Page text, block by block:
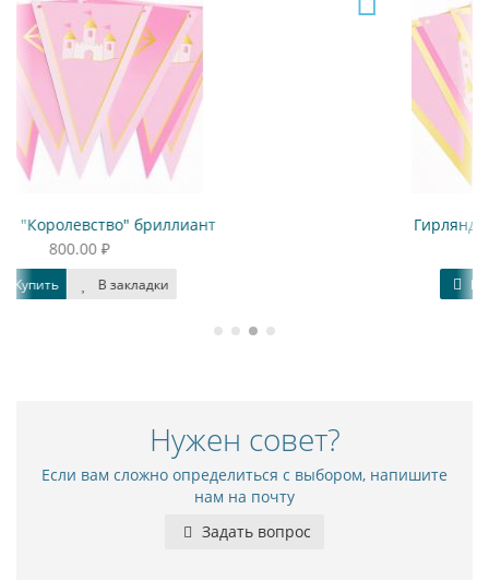
Гирлянда "Королевство" дворец
Нужен совет?
Если вам сложно определиться с выбором, напишите
нам на почту
Задать вопрос